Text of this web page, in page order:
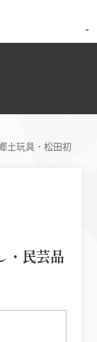
土玩具・松田初
・民芸品